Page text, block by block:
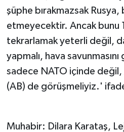
şüphe bırakmazsak
etmeyecektir. Ancak bunu
tekrarlamak yeterli değil,
yapmalı, hava
sadece NATO içinde
(AB) de görüşmeliyiz.'
Muhabir: Dilara Karataş,